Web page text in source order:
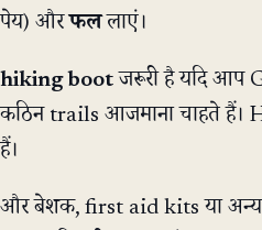
पेय) औरफललाएं।
hiking boot जरूरी है यदि आप
कठिन trails आजमाना चाहते हैं।
हैं।
और बेशक, first aid kits या अन्य